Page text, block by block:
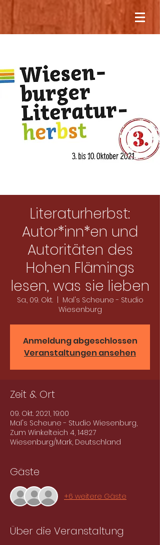
Literaturherbst:
Autor*inn*en und
Autoritäten des
Hohen Flämings
lesen, was sie lieben
Sa., 09. Okt.
  |
Mal's Scheune - Studio
Wiesenburg
Anmeldung abgeschlossen
Veranstaltungen ansehen
Zeit & Ort
09. Okt. 2021, 19:00
Mal's Scheune - Studio Wiesenburg,
Zum Winkelteich 4, 14827
Wiesenburg/Mark, Deutschland
Gäste
+6 weitere Gäste
Über die Veranstaltung